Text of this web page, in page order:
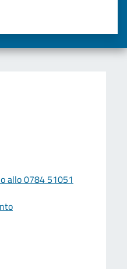
su 5
allo 0784 51051